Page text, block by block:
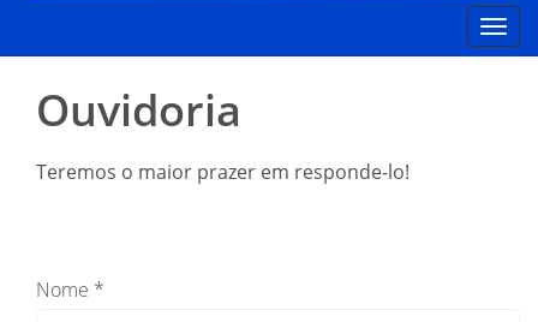
Ouvidoria
Teremos o maior prazer em responde-lo!
Nome *